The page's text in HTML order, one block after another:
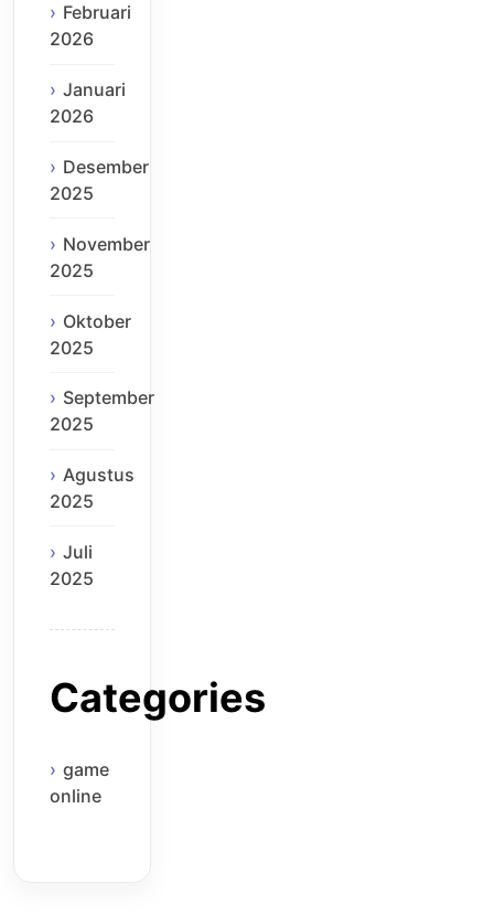
Februari
2026
Januari
2026
Desember
2025
November
2025
Oktober
2025
September
2025
Agustus
2025
Juli
2025
Categories
game
online